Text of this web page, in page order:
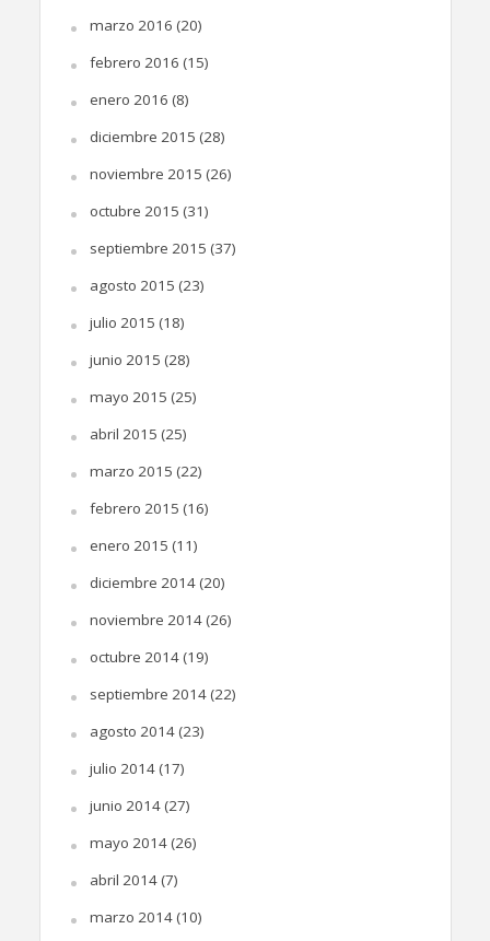
marzo 2016 (20)
febrero 2016 (15)
enero 2016 (8)
diciembre 2015 (28)
noviembre 2015 (26)
octubre 2015 (31)
septiembre 2015 (37)
agosto 2015 (23)
julio 2015 (18)
junio 2015 (28)
mayo 2015 (25)
abril 2015 (25)
marzo 2015 (22)
febrero 2015 (16)
enero 2015 (11)
diciembre 2014(20)
noviembre 2014(26)
octubre 2014(19)
septiembre 2014(22)
agosto 2014(23)
julio 2014(17)
junio 2014(27)
mayo 2014(26)
abril 2014(7)
marzo 2014(10)